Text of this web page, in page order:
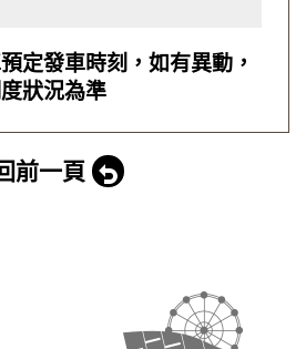
定發車時刻，如有異動，
狀況為準
前一頁